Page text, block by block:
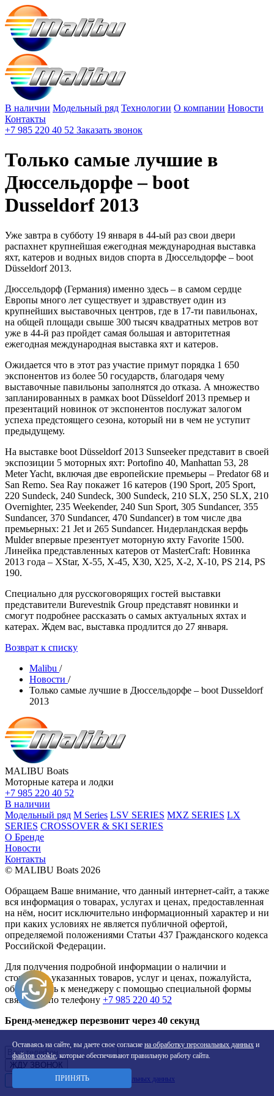
В наличии Модельный ряд Технологии О компании Новости
Контакты
+7 985 220 40 52 Заказать звонок
Только самые лучшие в
Дюссельдорфе – boot
Dusseldorf 2013
Уже завтра в субботу 19 января в 44-ый раз свои двери
распахнет крупнейшая ежегодная международная выставка
яхт, катеров и водных видов спорта в Дюссельдорфе – boot
Düsseldorf 2013.
Дюссельдорф (Германия) именно здесь – в самом сердце
Европы много лет существует и здравствует один из
крупнейших выставочных центров, где в 17-ти павильонах,
на общей площади свыше 300 тысяч квадратных метров вот
уже в 44-й раз пройдет самая большая и авторитетная
ежегодная международная выставка яхт и катеров.
Ожидается что в этот раз участие примут порядка 1 650
экспонентов из более 50 государств, благодаря чему
выставочные павильоны заполнятся до отказа. А множество
запланированных в рамках boot Düsseldorf 2013 премьер и
презентаций новинок от экспонентов послужат залогом
успеха предстоящего сезона, который ни в чем не уступит
предыдущему.
На выставке boot Düsseldorf 2013 Sunseeker представит в своей
экспозиции 5 моторных яхт: Portofino 40, Manhattan 53, 28
Meter Yacht, включая две европейские премьеры – Predator 68 и
San Remo. Sea Ray покажет 16 катеров (190 Sport, 205 Sport,
220 Sundeck, 240 Sundeck, 300 Sundeck, 210 SLX, 250 SLX, 210
Overnighter, 235 Weekender, 240 Sun Sport, 305 Sundancer, 355
Sundancer, 370 Sundancer, 470 Sundancer) в том числе два
премьерных: 21 Jet и 265 Sundancer. Нидерландская верфь
Mulder впервые презентует моторную яхту Favorite 1500.
Линейка представленных катеров от MasterCraft: Новинка
2013 года – XStar, X-55, X-45, X30, X25, X-2, X-10, PS 214, PS
190.
Специально для русскоговорящих гостей выставки
представители Burevestnik Group представят новинки и
смогут подробнее рассказать о самых актуальных яхтах и
катерах. Ждем вас, выставка продлится до 27 января.
Возврат к списку
Malibu /
Новости /
Только самые лучшие в Дюссельдорфе – boot Dusseldorf
2013
MALIBU Boats
Моторные катера и лодки
+7 985 220 40 52
В наличии
Модельный ряд M Series LSV SERIES MXZ SERIES LX
SERIES CROSSOVER & SKI SERIES
О Бренде
Новости
Контакты
© MALIBU Boats 2026
Обращаем Ваше внимание, что данный интернет-сайт, а также
вся информация о товарах, услугах и ценах, предоставленная
на нём, носит исключительно информационный характер и ни
при каких условиях не является публичной офертой,
определяемой положениями Статьи 437 Гражданского кодекса
Российской Федерации.
Для получения подробной информации о наличии и
стоимости указанных товаров, услуг и ценах, пожалуйста,
обращайтесь к менеджеру с помощью специальной формы
связи или по телефону +7 985 220 40 52
Бренд-менеджер перезвонит через 40 секунд
согласие на обработку персональных данных
Оставаясь на сайте, вы даете свое согласие на обработку персональных данных и
файлов cookie, которые обеспечивают правильную работу сайта.
ПРИНЯТЬ